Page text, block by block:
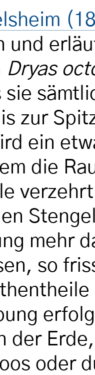
und
Dryas
sie
zur
ein
die
mehr
so
der
oder